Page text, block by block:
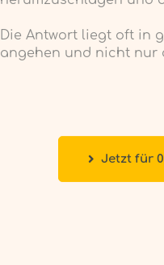
Die Antwort liegt oft in
angehen und nicht nur
Jetzt für